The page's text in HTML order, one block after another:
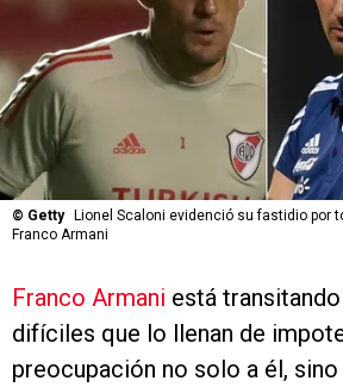
© Getty
Lionel Scaloni evidenció su fastidio por
Franco Armani
Franco Armani está
difíciles que lo llenan de
preocupación no solo a él,